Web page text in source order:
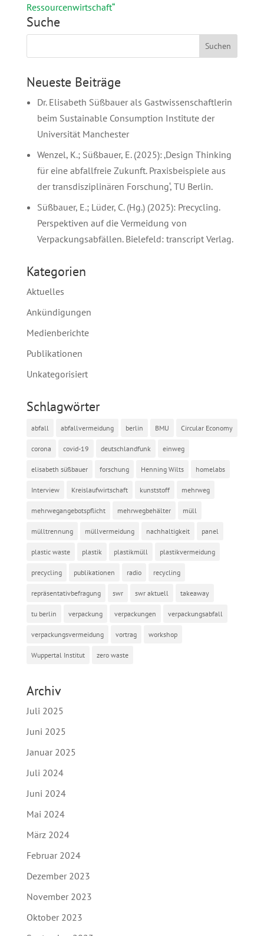
Ressourcenwirtschaft“
Suche
Neueste Beiträge
Dr. Elisabeth Süßbauer als Gastwissenschaftlerin
beim Sustainable Consumption Institute der
Universität Manchester
Wenzel, K.; Süßbauer, E. (2025): ‚Design Thinking
für eine abfallfreie Zukunft. Praxisbeispiele aus
der transdisziplinären Forschung‘, TU Berlin.
Süßbauer, E.; Lüder, C. (Hg.) (2025): Precycling.
Perspektiven auf die Vermeidung von
Verpackungsabfällen. Bielefeld: transcript Verlag.
Kategorien
Aktuelles
Ankündigungen
Medienberichte
Publikationen
Unkategorisiert
Schlagwörter
abfall abfallvermeidung berlin BMU Circular Economy
corona covid-19 deutschlandfunk einweg
elisabeth süßbauer forschung Henning Wilts homelabs
Interview Kreislaufwirtschaft kunststoff mehrweg
mehrwegangebotspflicht mehrwegbehälter müll
mülltrennung müllvermeidung nachhaltigkeit panel
plastic waste plastik plastikmüll plastikvermeidung
precycling publikationen radio recycling
repräsentativbefragung swr swr aktuell takeaway
tu berlin verpackung verpackungen verpackungsabfall
verpackungsvermeidung vortrag workshop
Wuppertal Institut zero waste
Archiv
Juli 2025
Juni 2025
Januar 2025
Juli 2024
Juni 2024
Mai 2024
März 2024
Februar 2024
Dezember 2023
November 2023
Oktober 2023